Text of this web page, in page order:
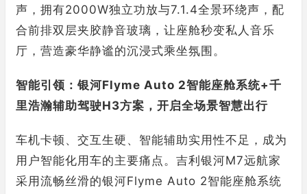
声，拥有2000W独立功放与7.1.4全景环绕声，配
合前排双层夹胶静音玻璃，让座舱秒变私人音乐
厅，营造豪华静谧的沉浸式乘坐氛围。
智能引领：银河Flyme Auto 2智能座舱系统+千
里浩瀚辅助驾驶H3方案，开启全场景智慧出行
车机卡顿、交互生硬、智能辅助实用性不足，成为
用户智能化用车的主要痛点。吉利银河M7远航家
采用流畅丝滑的银河Flyme Auto 2智能座舱系统